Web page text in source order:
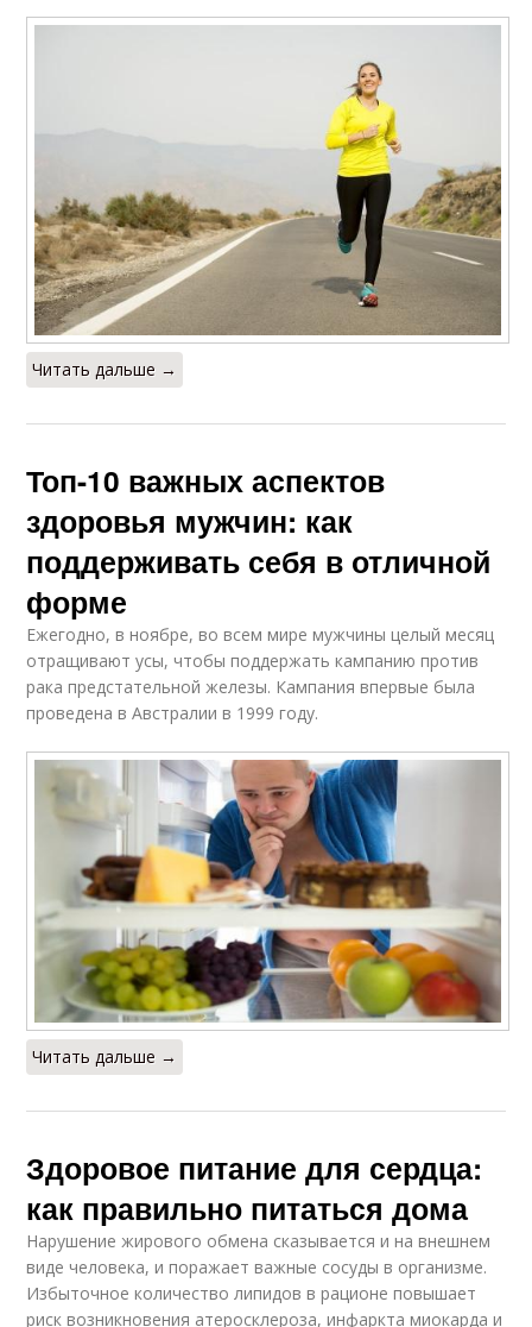
Читать дальше →
Топ-10 важных аспектов
здоровья мужчин: как
поддерживать себя в отличной
форме
Ежегодно, в ноябре, во всем мире мужчины целый месяц
отращивают усы, чтобы поддержать кампанию против
рака предстательной железы. Кампания впервые была
проведена в Австралии в 1999 году.
Читать дальше →
Здоровое питание для сердца:
как правильно питаться дома
Нарушение жирового обмена сказывается и на внешнем
виде человека, и поражает важные сосуды в организме.
Избыточное количество липидов в рационе повышает
риск возникновения атеросклероза, инфаркта миокарда и